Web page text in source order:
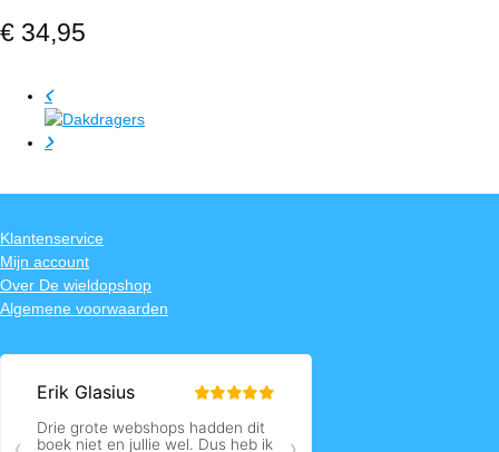
€ 34,95
Klantenservice
Mijn account
Over De wieldopshop
Algemene voorwaarden